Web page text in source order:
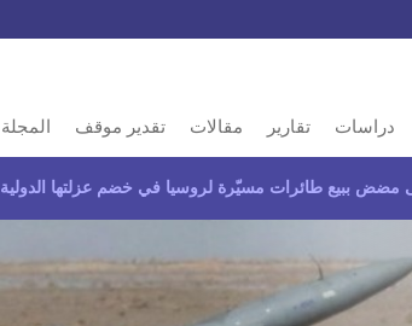
دراسات تقارير مقالات تقدير موقف المجلة
مضض ببيع طائرات مسيّرة لروسيا في خضم عزلتها الدولية